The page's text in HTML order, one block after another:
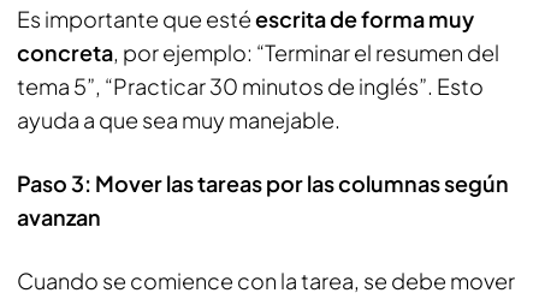
Es importante que estéescrita de forma muy
concreta, por ejemplo: “Terminar el resumen del
tema 5”, “Practicar 30 minutos de inglés”. Esto
ayuda a que sea muy manejable.
Paso 3: Mover las tareas por las columnas según
avanzan
Cuando se comience con la tarea, se debe mover